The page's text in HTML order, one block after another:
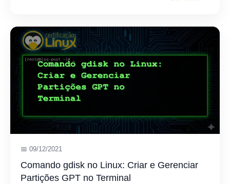
📅 09/12/2021
Comando gdisk no Linux: Criar e Gerenciar
Partições GPT no Terminal